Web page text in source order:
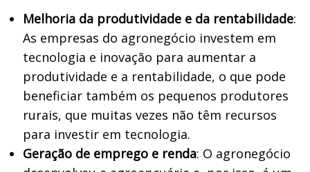
Melhoria da produtividade e da rentabilidade:
As empresas do agronegócio investem em
tecnologia e inovação para aumentar a
produtividade e a rentabilidade, o que pode
beneficiar também os pequenos produtores
rurais, que muitas vezes não têm recursos
para investir em tecnologia.
Geração de emprego e renda: O agronegócio